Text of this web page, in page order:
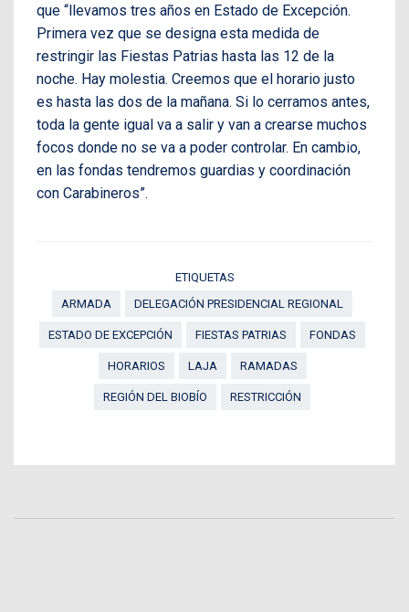
que “llevamos tres años en Estado de Excepción.
Primera vez que se designa esta medida de
restringir las Fiestas Patrias hasta las 12 de la
noche. Hay molestia. Creemos que el horario justo
es hasta las dos de la mañana. Si lo cerramos antes,
toda la gente igual va a salir y van a crearse muchos
focos donde no se va a poder controlar. En cambio,
en las fondas tendremos guardias y coordinación
con Carabineros”.
ETIQUETAS
ARMADA
DELEGACIÓN PRESIDENCIAL REGIONAL
ESTADO DE EXCEPCIÓN FIESTAS PATRIAS FONDAS
HORARIOS LAJA RAMADAS
REGIÓN DEL BIOBÍO RESTRICCIÓN